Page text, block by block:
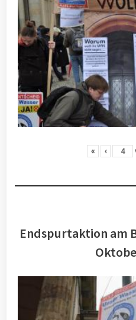
« ‹
Endspurtaktion am